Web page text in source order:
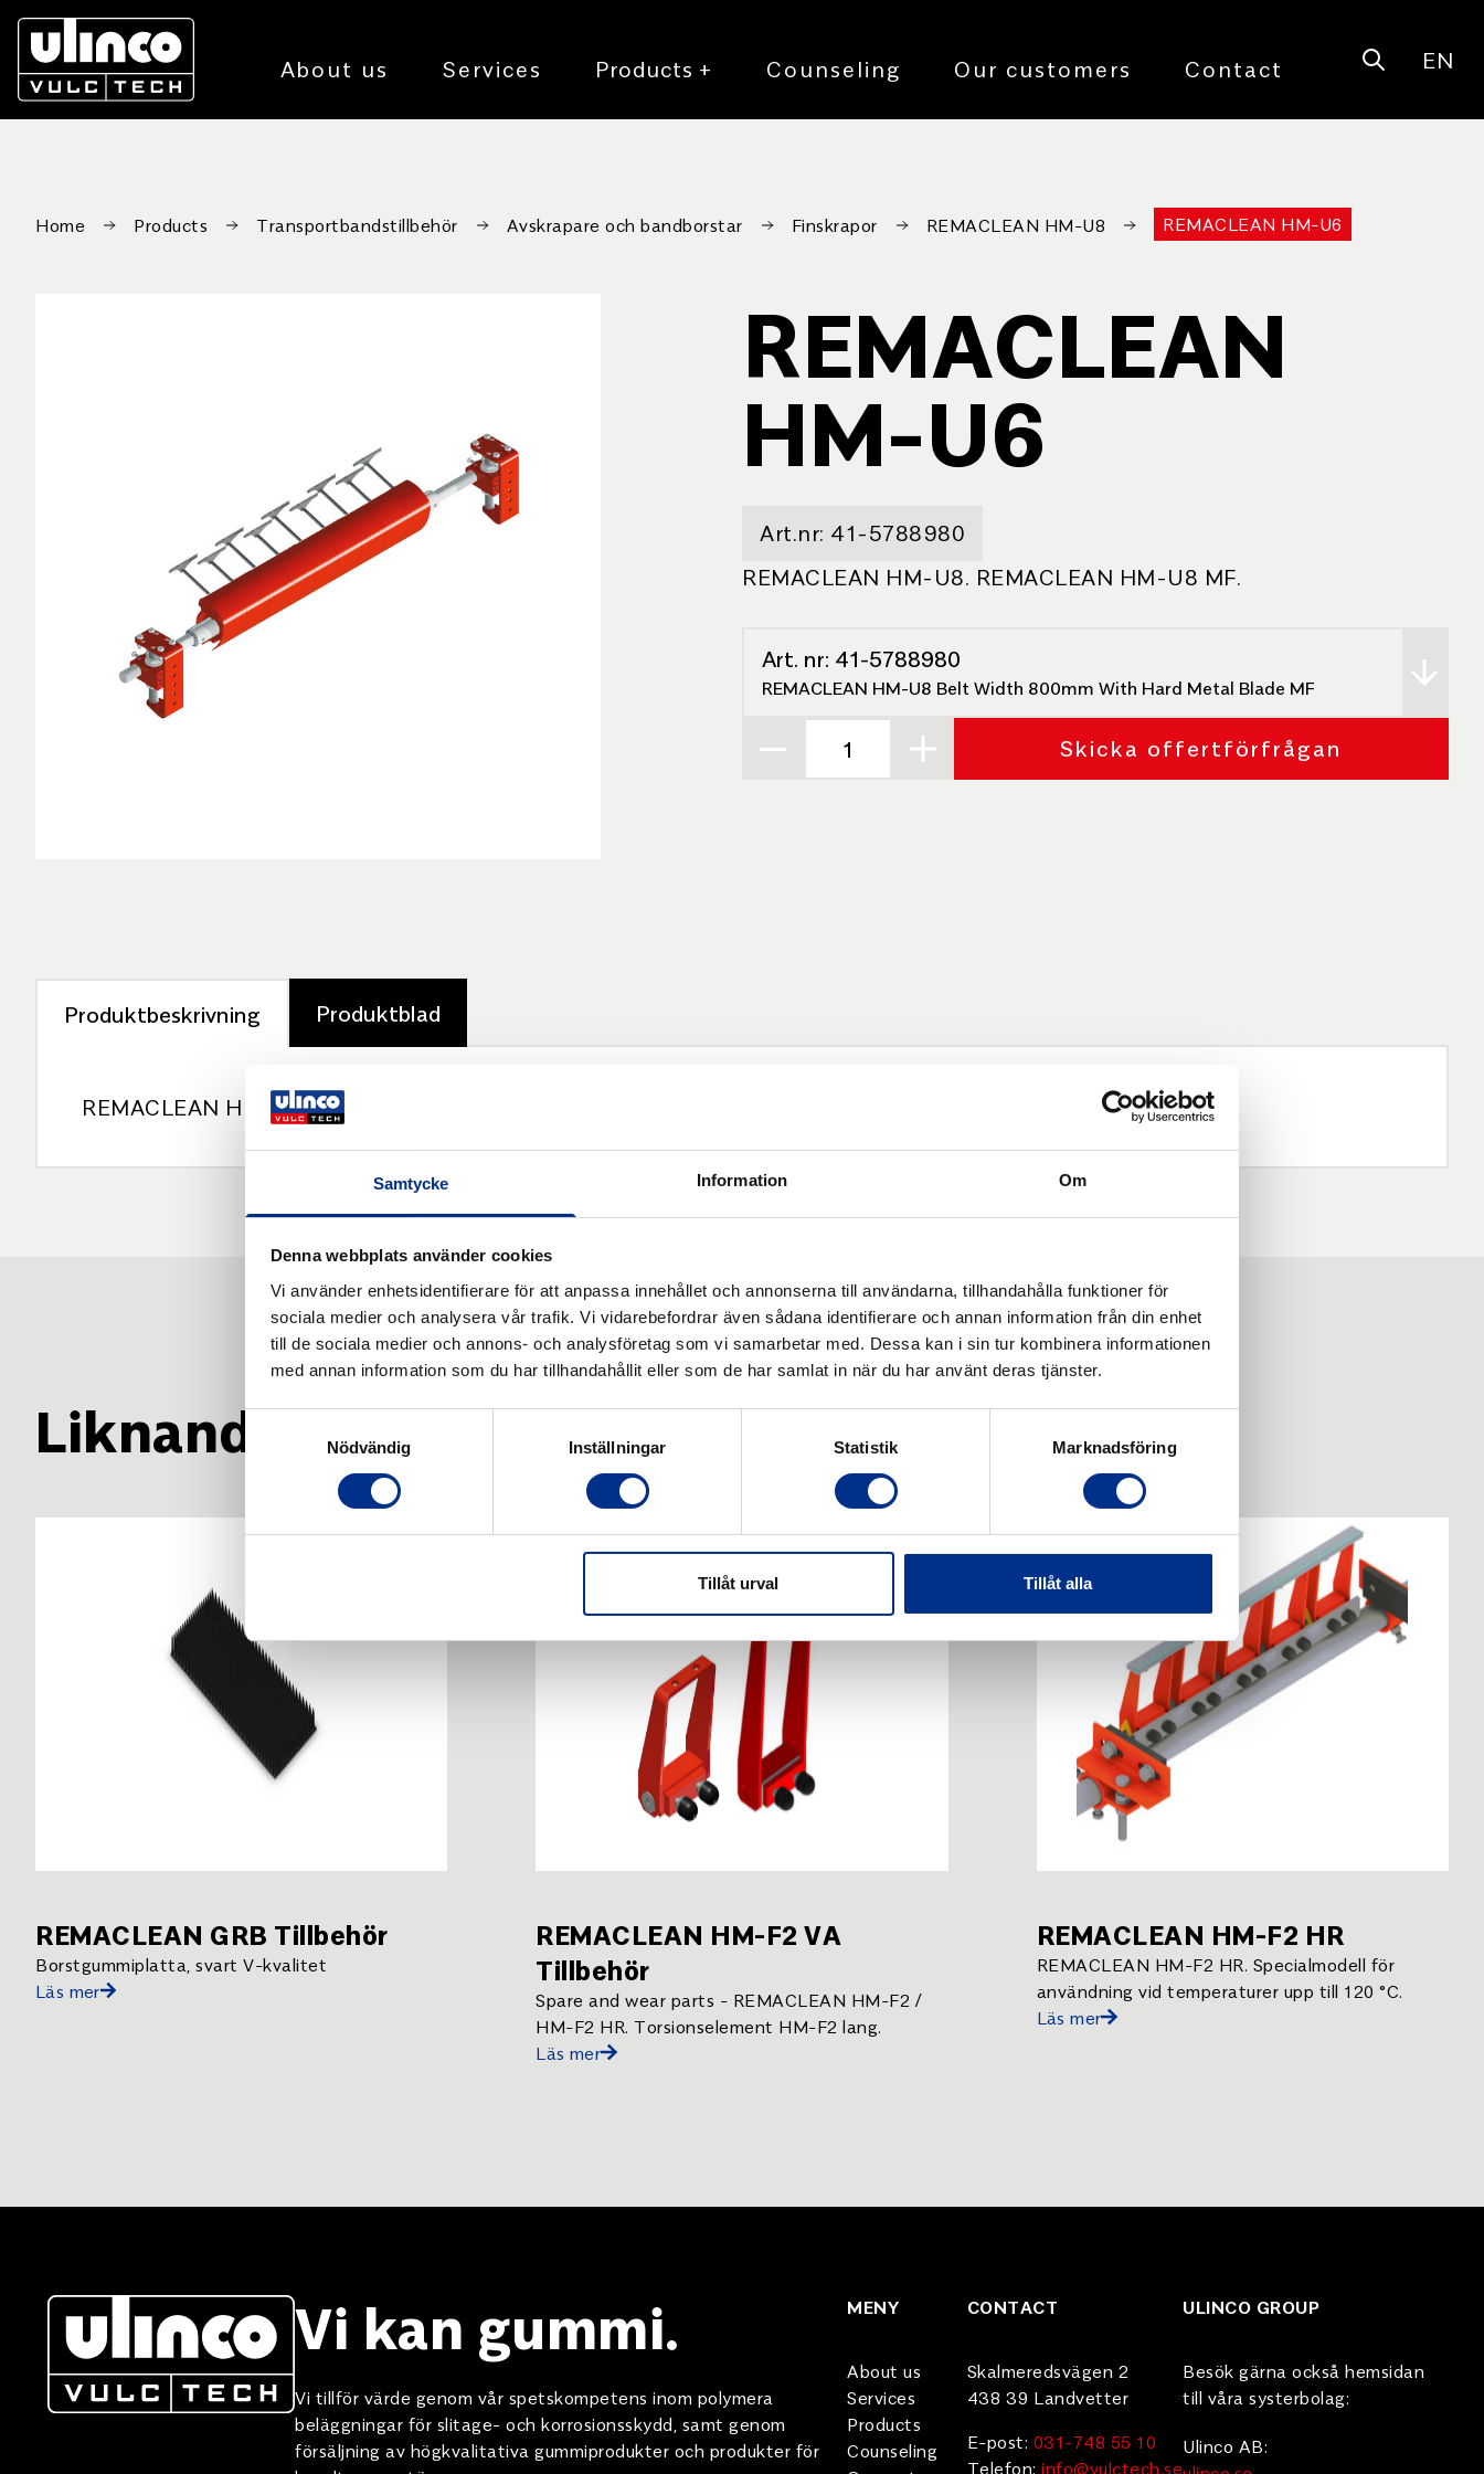
Samtycke Information Om
Denna webbplats använder cookies
Vi använder enhetsidentifierare för att anpassa innehållet och annonserna till användarna, tillhandahålla funktioner för
sociala medier och analysera vår trafik. Vi vidarebefordrar även sådana identifierare och annan information från din enhet
till de sociala medier och annons- och analysföretag som vi samarbetar med. Dessa kan i sin tur kombinera informationen
med annan information som du har tillhandahållit eller som de har samlat in när du har använt deras tjänster.
Nödvändig
Inställningar Statistik Marknadsföring
Tillåt urval Tillåt alla
About us Services Products + Counseling Our customers Contact OpenEN
Home Products Transportbandstillbehör Avskrapare och bandborstar Finskrapor REMACLEAN HM-U8 REMACLEAN HM-U6
REMACLEAN
HM-U6
Art.nr: 41-5788980
REMACLEAN HM-U8. REMACLEAN HM-U8 MF.
Art. nr: 41-5788980
REMACLEAN HM-U8 Belt Width 800mm With Hard Metal Blade MF
Skicka offertförfrågan
Produktbeskrivning Produktblad
REMACLEAN HM-U8. REMACLEAN HM-U8 MF.
Liknande produkter
REMACLEAN GRB Tillbehör
Borstgummiplatta, svart V-kvalitet
Läs mer
REMACLEAN HM-F2 VA
Tillbehör
Spare and wear parts - REMACLEAN HM-F2 /
HM-F2 HR. Torsionselement HM-F2 lang.
Läs mer
REMACLEAN HM-F2 HR
REMACLEAN HM-F2 HR. Specialmodell för
användning vid temperaturer upp till 120 °C.
Läs mer
Vi kan gummi.
Vi tillför värde genom vår spetskompetens inom polymera
beläggningar för slitage- och korrosionsskydd, samt genom
försäljning av högkvalitativa gummiprodukter och produkter för
MENY
About us
Services
Products
Counseling
CONTACT
Skalmeredsvägen 2
438 39 Landvetter
E-post: 031-748 55 10
Telefon: info@vulctech.se
ULINCO GROUP
Besök gärna också hemsidan
till våra systerbolag:
Ulinco AB: